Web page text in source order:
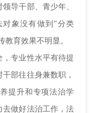
导干部、青少年、
象没有做到“分类
育效果不明显。
专业性水平有待提
部往往身兼数职，
提升和专项法治学
做好法治工作，法